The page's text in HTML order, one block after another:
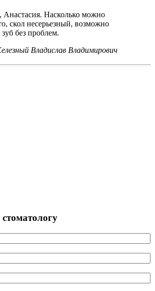
Анастасия. Насколько можно
скол несерьезный, возможно
без проблем.
Владислав Владимирович